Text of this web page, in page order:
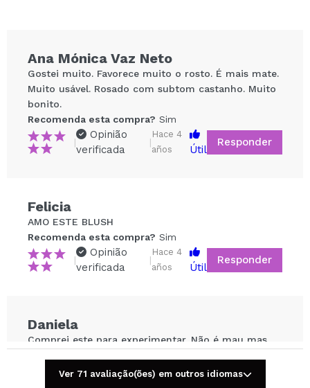
Seu vídeo pode ser o primeiro. Imagine isso...
Recomenda esta compra? Sim Não
5/5
Ana Mónica Vaz Neto
Gostei muito. Favorece muito o rosto. É mais mate.
Muito usável. Rosado com subtom castanho. Muito
bonito.
Recomenda esta compra? Sim
|
Opinião
verificada
|
Hace 4
años
Útil
Responder
Felicia
AMO ESTE BLUSH
Recomenda esta compra? Sim
|
Opinião
verificada
|
Hace 4
años
Útil
Responder
Daniela
Comprei este para experimentar. Não é mau mas
Recomenda esta compra? Sim
Ver 71 avaliação(ões) em outros idiomas